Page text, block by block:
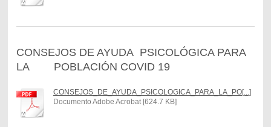
CONSEJOS DE AYUDA PSICOLÓGICA PARA
LA POBLACIÓN COVID 19
CONSEJOS_DE_AYUDA_PSICOLOGICA_PARA_LA_PO[...]
Documento Adobe Acrobat [624.7 KB]